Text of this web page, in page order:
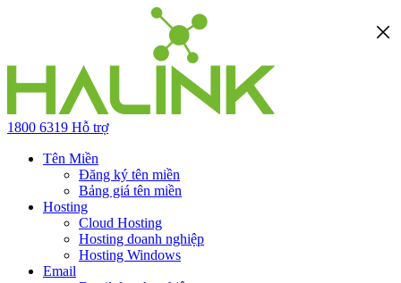
1800 6319 Hỗ trợ
Tên Miền
Đăng ký tên miền
Bảng giá tên miền
Hosting
Cloud Hosting
Hosting doanh nghiệp
Hosting Windows
Email